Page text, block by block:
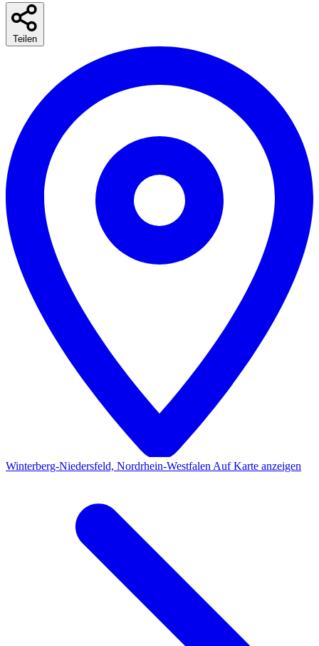
Teilen
Winterberg-Niedersfeld, Nordrhein-Westfalen Auf Karte anzeigen